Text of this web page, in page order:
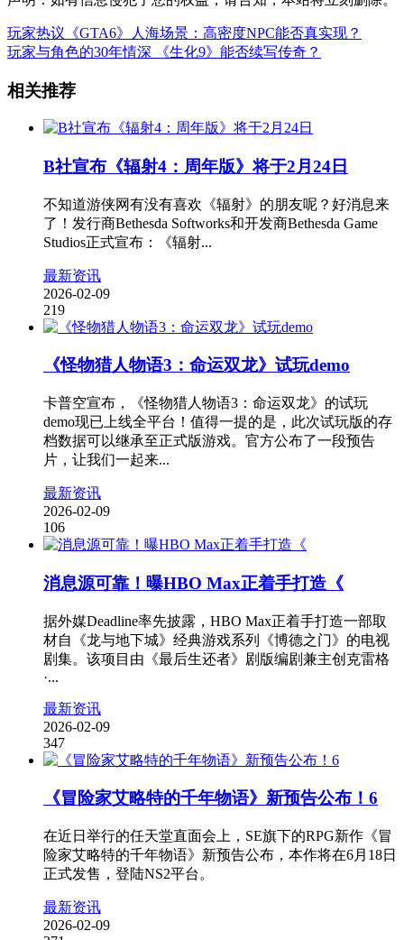
玩家热议《GTA6》人海场景：高密度NPC能否真实现？
玩家与角色的30年情深 《生化9》能否续写传奇？
相关推荐
B社宣布《辐射4：周年版》将于2月24日
不知道游侠网有没有喜欢《辐射》的朋友呢？好消息来
了！发行商Bethesda Softworks和开发商Bethesda Game
Studios正式宣布：《辐射...
最新资讯
2026-02-09
219
《怪物猎人物语3：命运双龙》试玩demo
卡普空宣布，《怪物猎人物语3：命运双龙》的试玩
demo现已上线全平台！值得一提的是，此次试玩版的存
档数据可以继承至正式版游戏。官方公布了一段预告
片，让我们一起来...
最新资讯
2026-02-09
106
消息源可靠！曝HBO Max正着手打造《
据外媒Deadline率先披露，HBO Max正着手打造一部取
材自《龙与地下城》经典游戏系列《博德之门》的电视
剧集。该项目由《最后生还者》剧版编剧兼主创克雷格
·...
最新资讯
2026-02-09
347
《冒险家艾略特的千年物语》新预告公布！6
在近日举行的任天堂直面会上，SE旗下的RPG新作《冒
险家艾略特的千年物语》新预告公布，本作将在6月18日
正式发售，登陆NS2平台。
最新资讯
2026-02-09